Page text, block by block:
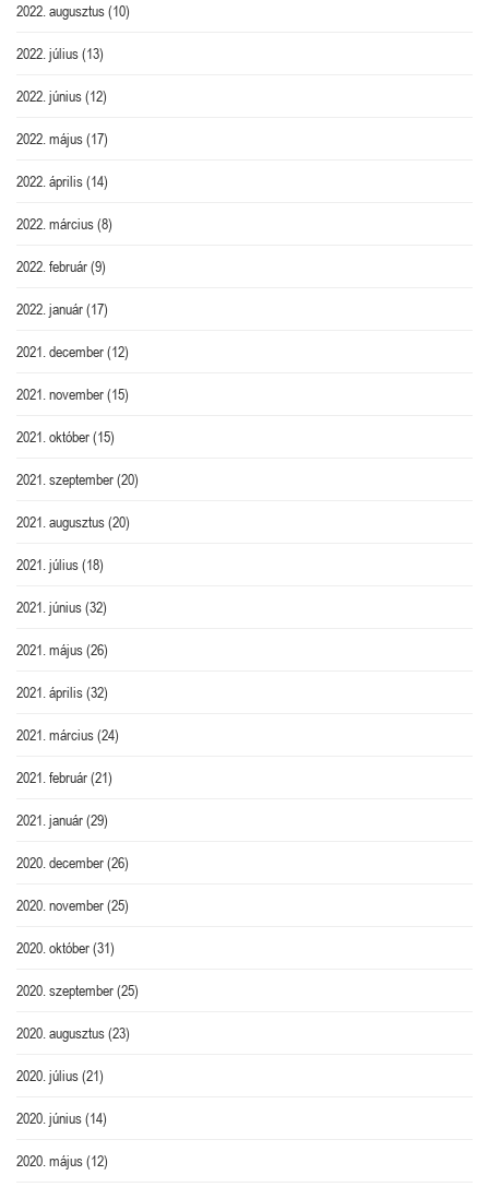
2022. augusztus(10)
2022. július(13)
2022. június(12)
2022. május(17)
2022. április(14)
2022. március(8)
2022. február(9)
2022. január(17)
2021. december(12)
2021. november(15)
2021. október(15)
2021. szeptember(20)
2021. augusztus(20)
2021. július(18)
2021. június(32)
2021. május(26)
2021. április(32)
2021. március(24)
2021. február(21)
2021. január(29)
2020. december(26)
2020. november(25)
2020. október(31)
2020. szeptember(25)
2020. augusztus(23)
2020. július(21)
2020. június(14)
2020. május(12)